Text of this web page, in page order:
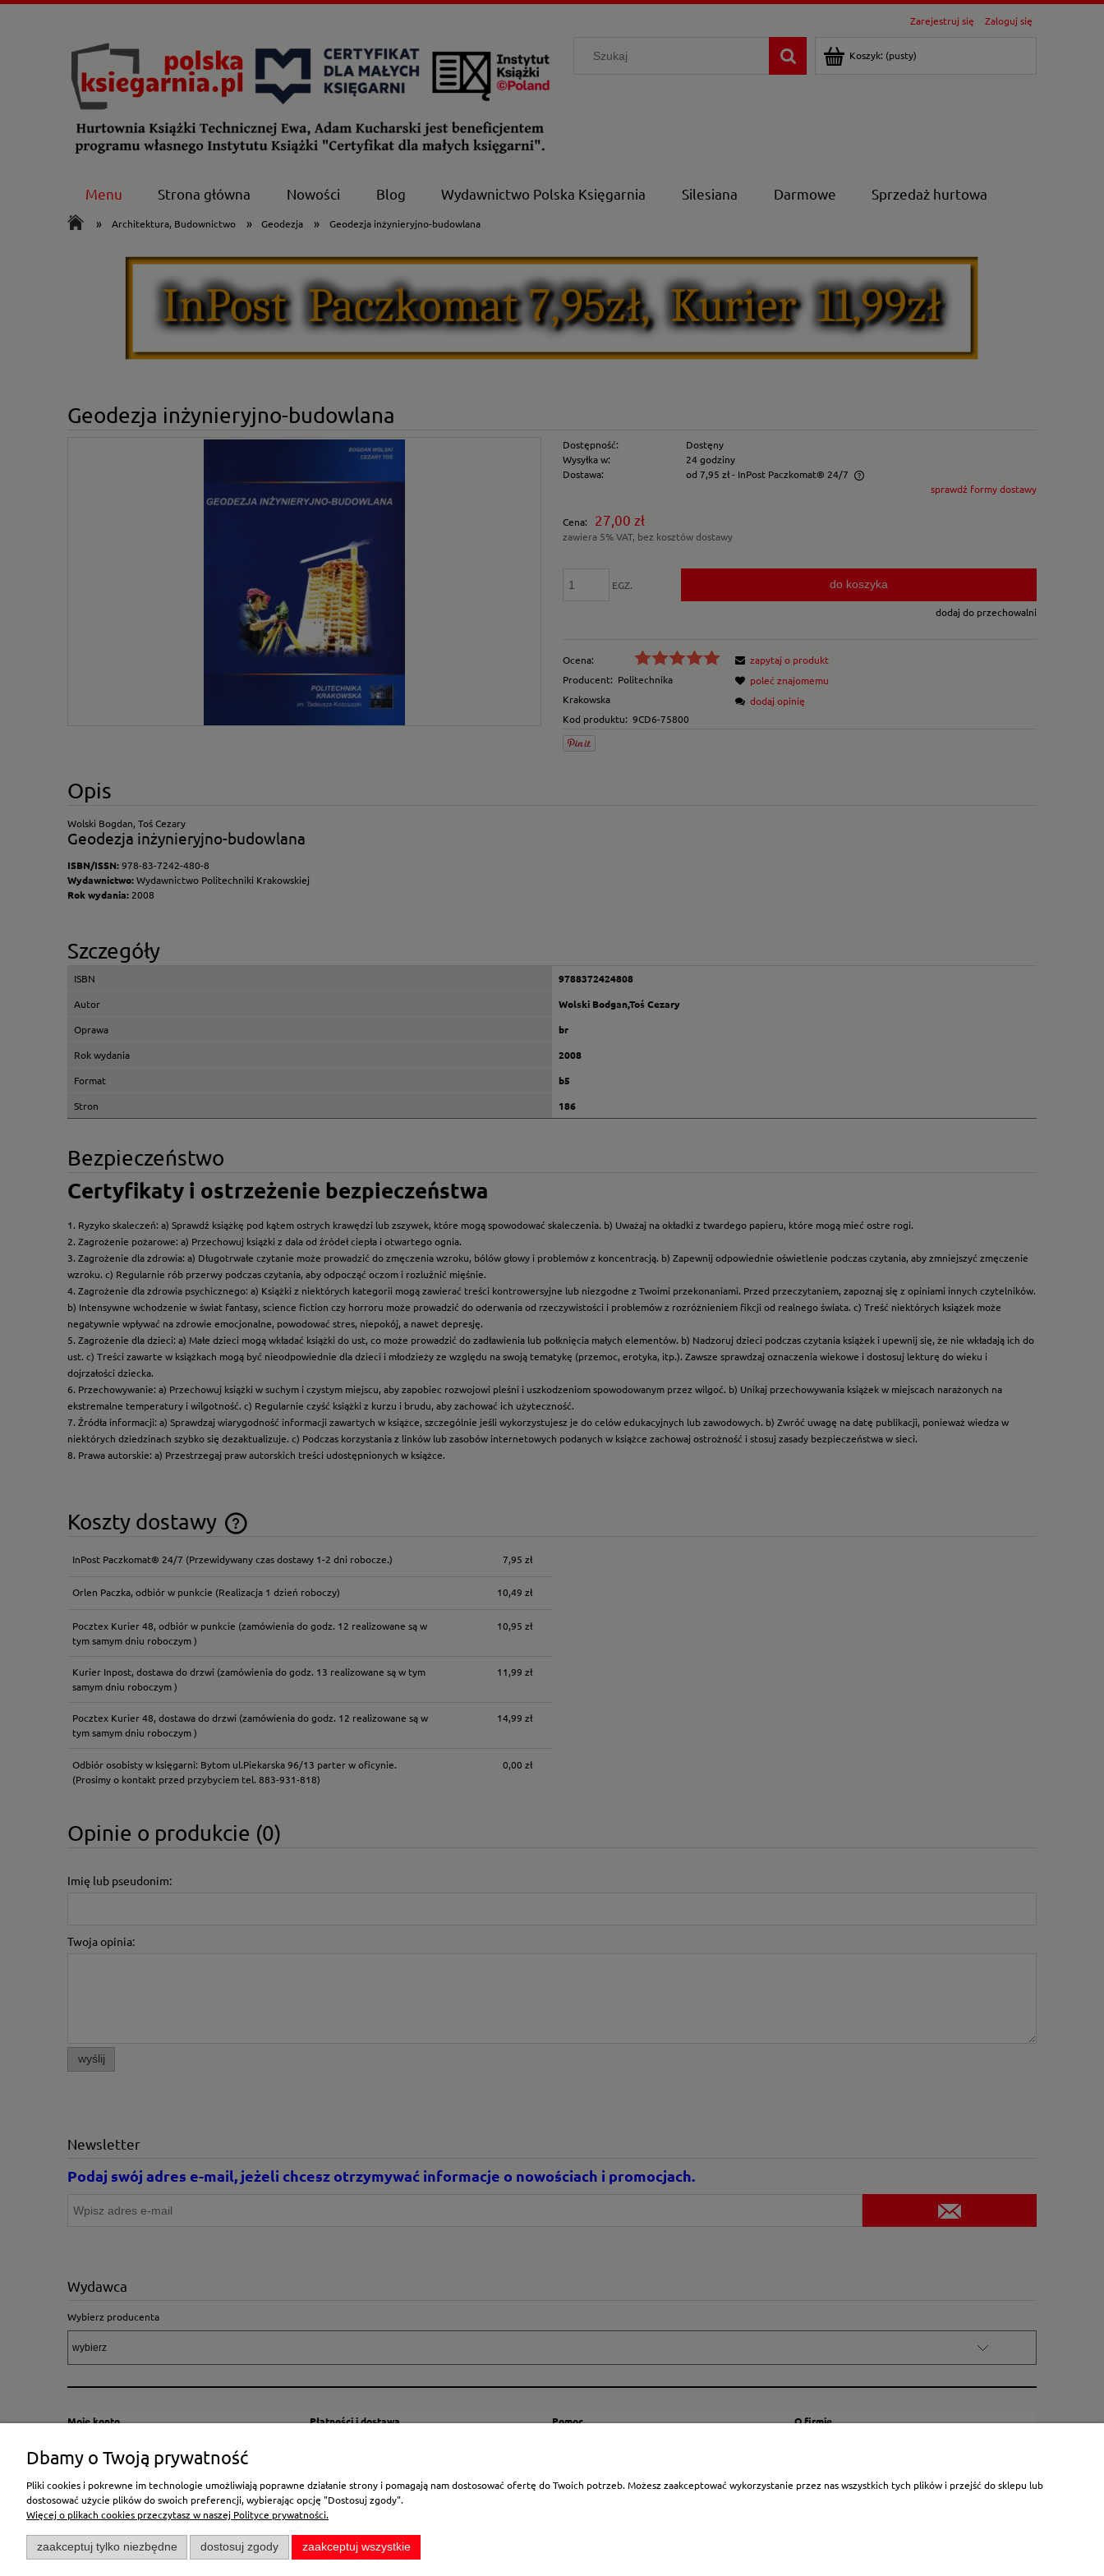
Zarejestruj się Zaloguj się
Koszyk: (pusty)
Menu Strona główna Nowości Blog Wydawnictwo Polska Księgarnia Silesiana Darmowe Sprzedaż hurtowa
» Architektura, Budownictwo » Geodezja » Geodezja inżynieryjno-budowlana
Geodezja inżynieryjno-budowlana
Dostępność:
Dostęny
Wysyłka w:
24 godziny
Dostawa:
od 7,95 zł- InPost Paczkomat® 24/7
płatności
sprawdź formy dostawy
Cena: 27,00 zł
zawiera 5% VAT, bez kosztów dostawy
EGZ. do koszyka
dodaj do przechowalni
Ocena:
Producent: Politechnika
Krakowska
Kod produktu: 9CD6-75800
zapytaj o produkt
poleć znajomemu
dodaj opinię
Opis
Wolski Bogdan, Toś Cezary
Geodezja inżynieryjno-budowlana
ISBN/ISSN:978-83-7242-480-8
Wydawnictwo:Wydawnictwo Politechniki Krakowskiej
Rok wydania: 2008
Szczegóły
ISBN
9788372424808
Autor
Wolski Bodgan,Toś Cezary
Oprawa
br
Rok wydania
2008
Format
b5
Stron
186
Bezpieczeństwo
Certyfikaty i ostrzeżenie bezpieczeństwa
1. Ryzyko skaleczeń: a) Sprawdź książkę pod kątem ostrych krawędzi lub zszywek, które mogą spowodować skaleczenia. b) Uważaj na okładki z twardego papieru, które mogą mieć ostre rogi.
2. Zagrożenie pożarowe: a) Przechowuj książki z dala od źródeł ciepła i otwartego ognia.
3. Zagrożenie dla zdrowia: a) Długotrwałe czytanie może prowadzić do zmęczenia wzroku, bólów głowy i problemów z koncentracją. b) Zapewnij odpowiednie oświetlenie podczas czytania, aby zmniejszyć zmęczenie
wzroku. c) Regularnie rób przerwy podczas czytania, aby odpocząć oczom i rozluźnić mięśnie.
4. Zagrożenie dla zdrowia psychicznego: a) Książki z niektórych kategorii mogą zawierać treści kontrowersyjne lub niezgodne z Twoimi przekonaniami. Przed przeczytaniem, zapoznaj się z opiniami innych czytelników.
b) Intensywne wchodzenie w świat fantasy, science fiction czy horroru może prowadzić do oderwania od rzeczywistości i problemów z rozróżnieniem fikcji od realnego świata. c) Treść niektórych książek może
negatywnie wpływać na zdrowie emocjonalne, powodować stres, niepokój, a nawet depresję.
5. Zagrożenie dla dzieci: a) Małe dzieci mogą wkładać książki do ust, co może prowadzić do zadławienia lub połknięcia małych elementów. b) Nadzoruj dzieci podczas czytania książek i upewnij się, że nie wkładają ich do
ust. c) Treści zawarte w książkach mogą być nieodpowiednie dla dzieci i młodzieży ze względu na swoją tematykę (przemoc, erotyka, itp.). Zawsze sprawdzaj oznaczenia wiekowe i dostosuj lekturę do wieku i
dojrzałości dziecka.
6. Przechowywanie: a) Przechowuj książki w suchym i czystym miejscu, aby zapobiec rozwojowi pleśni i uszkodzeniom spowodowanym przez wilgoć. b) Unikaj przechowywania książek w miejscach narażonych na
ekstremalne temperatury i wilgotność. c) Regularnie czyść książki z kurzu i brudu, aby zachować ich użyteczność.
7. Źródła informacji: a) Sprawdzaj wiarygodność informacji zawartych w książce, szczególnie jeśli wykorzystujesz je do celów edukacyjnych lub zawodowych. b) Zwróć uwagę na datę publikacji, ponieważ wiedza w
niektórych dziedzinach szybko się dezaktualizuje. c) Podczas korzystania z linków lub zasobów internetowych podanych w książce zachowaj ostrożność i stosuj zasady bezpieczeństwa w sieci.
8. Prawa autorskie: a) Przestrzegaj praw autorskich treści udostępnionych w książce.
Koszty dostawy
Cena nie zawiera ewentualnych kosztów
InPost Paczkomat® 24/7 (Przewidywany czas dostawy 1-2 dni robocze.) 7,95 zł
Orlen Paczka, odbiór w punkcie (Realizacja 1 dzień roboczy) 10,49 zł
Pocztex Kurier 48, odbiór w punkcie (zamówienia do godz. 12 realizowane są w
tym samym dniu roboczym )
10,95 zł
Kurier Inpost, dostawa do drzwi (zamówienia do godz. 13 realizowane są w tym
samym dniu roboczym )
11,99 zł
Pocztex Kurier 48, dostawa do drzwi (zamówienia do godz. 12 realizowane są w
tym samym dniu roboczym )
14,99 zł
Odbiór osobisty w księgarni: Bytom ul.Piekarska 96/13 parter w oficynie.
(Prosimy o kontakt przed przybyciem tel. 883-931-818)
0,00 zł
Opinie o produkcie (0)
Imię lub pseudonim:
Twoja opinia:
wyślij
Newsletter
Podaj swój adres e-mail, jeżeli chcesz otrzymywać informacje o nowościach i promocjach.
Wydawca
Wybierz producenta
Moje konto
Twoje zamówienia
Przechowalnia
Płatności i dostawa
Płatność
Pomoc
Polityka cookies
O firmie
Blog
Dbamy o Twoją prywatność
Pliki cookies i pokrewne im technologie umożliwiają poprawne działanie strony i pomagają nam dostosować ofertę do Twoich potrzeb. Możesz zaakceptować wykorzystanie przez nas wszystkich tych plików i przejść do sklepu lub
dostosować użycie plików do swoich preferencji, wybierając opcję "Dostosuj zgody".
Więcej o plikach cookies przeczytasz w naszej Polityce prywatności.
zaakceptuj tylko niezbędne dostosuj zgody zaakceptuj wszystkie